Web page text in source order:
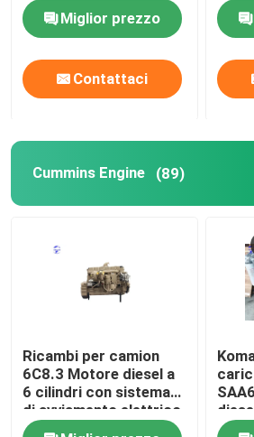
Miglior prezzo
Contattaci
Cummins Engine (89)
Ricambi per camion
6C8.3 Motore diesel a
6 cilindri con sistema
di avviamento elettrico